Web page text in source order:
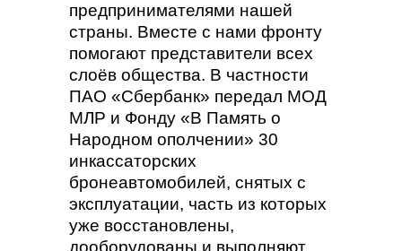
предпринимателями нашей
страны. Вместе с нами фронту
помогают представители всех
слоёв общества. В частности
ПАО «Сбербанк» передал МОД
МЛР и Фонду «В Память о
Народном ополчении» 30
инкассаторских
бронеавтомобилей, снятых с
эксплуатации, часть из которых
уже восстановлены,
дооборудованы и выполняют